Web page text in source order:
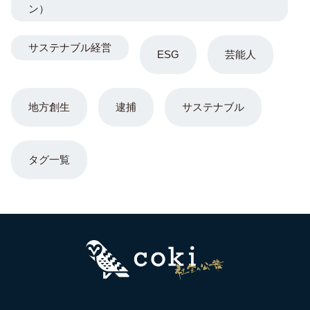
ESG 芸能人
地方創生 逮捕 サステナブル
ン）
サステナブル経営
タグ一覧